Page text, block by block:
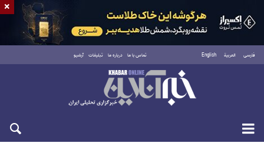
فارسی العربية English تماس با ما درباره ما تبلیغات آرشیو
جمعه ۱۶ مرداد ۱۴۰۵
×